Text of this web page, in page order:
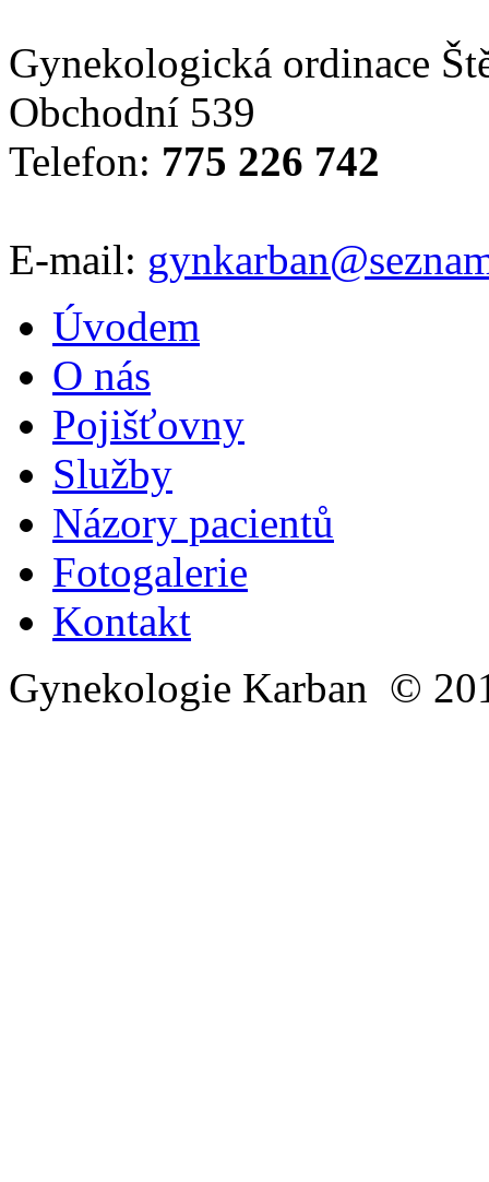
Gynekologická ordinace
Obchodní 539
Telefon: 775 226 742
E-mail:
Úvodem
O nás
Pojišťovny
Služby
Názory pacientů
Fotogalerie
Kontakt
Gynekologie Karban ©